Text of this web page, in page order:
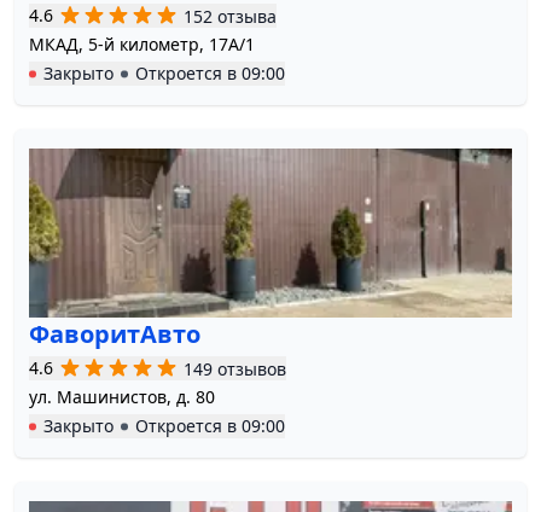
4.6
152 отзыва
МКАД, 5-й километр, 17А/1
Закрыто
Откроется в 09:00
ФаворитАвто
4.6
149 отзывов
ул. Машинистов, д. 80
Закрыто
Откроется в 09:00